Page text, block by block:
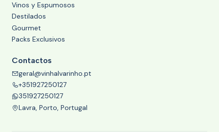
Vinos y Espumosos
Destilados
Gourmet
Packs Exclusivos
Contactos
geral@vinhalvarinho.pt
+351927250127
351927250127
Lavra, Porto, Portugal